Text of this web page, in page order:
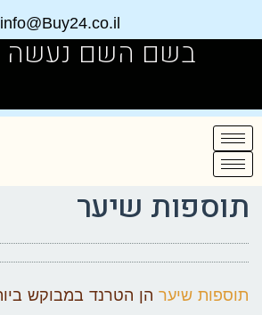
info@Buy24.co.il
בשם השם נעשה
תוספות שיער
תוספות שיער הן הטרנד במבוקש